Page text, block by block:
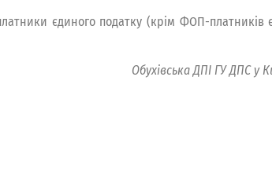
єдиного податку (крім ФОП-платників
Обухівська ДПІ ГУ ДПС у